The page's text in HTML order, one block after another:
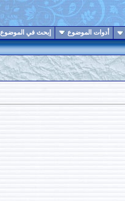
أدوات الموضوع إبحث في الموضوع